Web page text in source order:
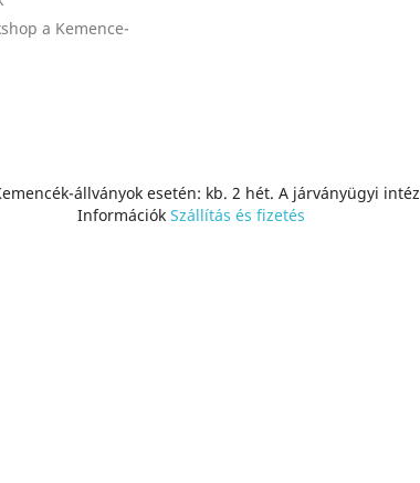
a Kemence-
állványok esetén: kb. 2 hét. A járványügyi
Információk Szállítás és fizetés